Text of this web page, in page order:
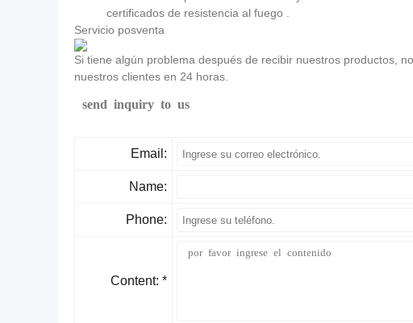
certificados de resistencia al fuego .
Servicio posventa
Si tiene algún problema después de recibir nuestros productos,
nuestros clientes en 24 horas.
send inquiry to us
Email:
Name:
Phone:
Content: *